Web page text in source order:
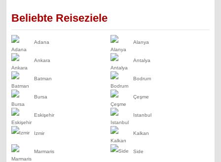
Beliebte Reiseziele
Adana Alanya
Ankara Antalya
Batman Bodrum
Bursa Çeşme
Eskişehir Istanbul
Izmir Kalkan
Marmaris Side